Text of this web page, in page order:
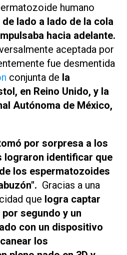
humano
de lado a lado de la cola
hacia adelante.
aceptada por
fue desmentida
conjunta de la
en Reino Unido, y la
Autónoma de México,
por sorpresa a los
lograron identificar que
los espermatozoides
Gracias a una
que logra captar
segundo y un
con un dispositivo
los